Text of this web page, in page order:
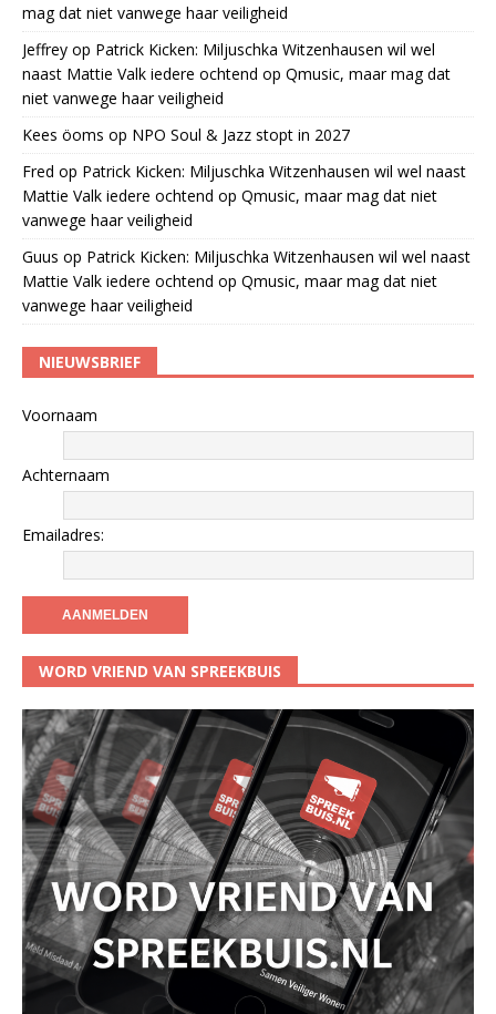
mag dat niet vanwege haar veiligheid
Jeffrey op Patrick Kicken: Miljuschka Witzenhausen wil wel
naast Mattie Valk iedere ochtend op Qmusic, maar mag dat
niet vanwege haar veiligheid
Kees öoms op NPO Soul & Jazz stopt in 2027
Fred op Patrick Kicken: Miljuschka Witzenhausen wil wel naast
Mattie Valk iedere ochtend op Qmusic, maar mag dat niet
vanwege haar veiligheid
Guus op Patrick Kicken: Miljuschka Witzenhausen wil wel naast
Mattie Valk iedere ochtend op Qmusic, maar mag dat niet
vanwege haar veiligheid
NIEUWSBRIEF
Voornaam
Achternaam
Emailadres:
WORD VRIEND VAN SPREEKBUIS